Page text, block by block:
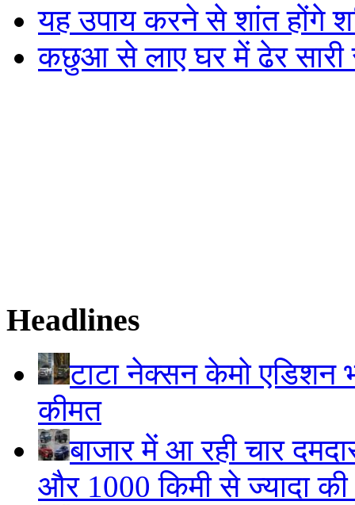
यह उपाय करने से शांत होंगे
कछुआ से लाए घर में ढेर
Headlines
टाटा नेक्सन केमो एडिशन
कीमत
बाजार में आ रही चार
और 1000 किमी से ज्यादा की